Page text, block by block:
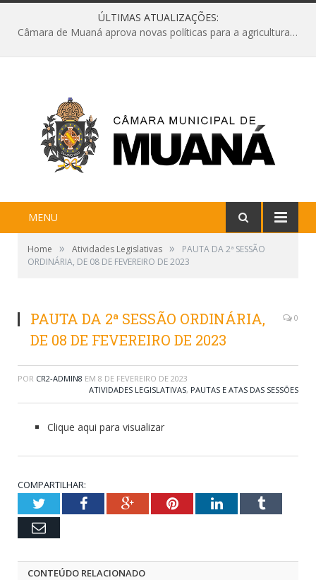
ÚLTIMAS ATUALIZAÇÕES:
Câmara de Muaná aprova novas políticas para a agricultura e solicita reforma da Ponte do Reduto
MENU
Home » Atividades Legislativas »
PAUTA DA 2ª SESSÃO
ORDINÁRIA, DE 08 DE FEVEREIRO DE 2023
PAUTA DA 2ª SESSÃO ORDINÁRIA,
DE 08 DE FEVEREIRO DE 2023
0
POR CR2-ADMIN8 EM 8 DE FEVEREIRO DE 2023
ATIVIDADES LEGISLATIVAS, PAUTAS E ATAS DAS SESSÕES
Clique aqui para visualizar
COMPARTILHAR:
TwitterFacebookGoogle+PinterestLinkedInTumblr
Email
CONTEÚDO RELACIONADO